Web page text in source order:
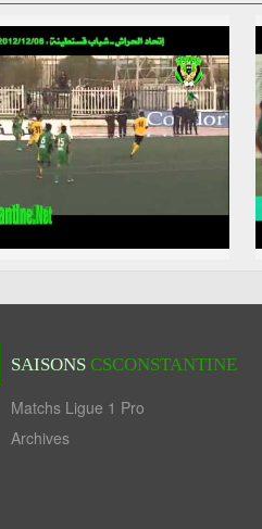
SAISONS CSCONSTANTINE
Matchs Ligue 1 Pro
Archives